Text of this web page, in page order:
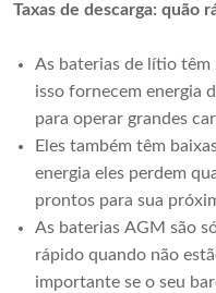
Taxas de descarga: quão
As baterias de lítio têm
isso fornecem energia
para operar grandes
Eles também têm
energia eles perdem
prontos para sua
As baterias AGM são
rápido quando não
importante se o seu